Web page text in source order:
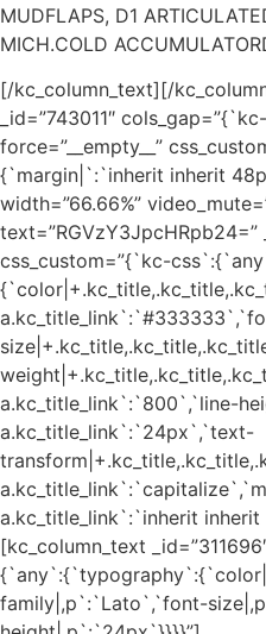
MUDFLAPS, D1
MICH.COLD
[/kc_column_text][/
_id=”743011″
force=”__empty__”
{`margin|`:`inherit inherit
width=”66.66%”
text=”RGVzY3JpcHRpb24=”
css_custom=”{`kc-
a.kc_title_link`:`800`,`line-
a.kc_title_link`:`24px`,`text-
a.kc_title_link`:`inherit inherit
[kc_column_text
family|,p`:`Lato`,`font-